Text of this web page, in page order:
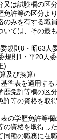
又は試験欄の区
免許等の区分よ
のみを有する職
いては、その最
規則8・昭63人
規則1・平20人
)
及び換算)
準表を適用す
歴免許等欄の区
許等の資格を取
の学歴免許等
の資格を取得し
同種の職務に在